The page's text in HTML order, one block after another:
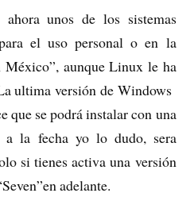
unos de los sistemas
el uso personal o en la
aunque Linux le ha
ultima versión de Windows
que se podrá instalar con una
a la fecha yo lo dudo, sera
si tienes activa una versión
adelante.